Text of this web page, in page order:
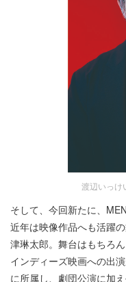
渡辺い
そして、今回新たに、
近年は映像作品へも活躍
津琳太郎。舞台はもちろ
インディーズ映画への出
に所属し、劇団公演に加